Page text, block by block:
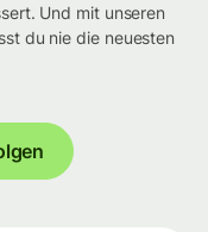
Und mit unseren
du nie die neuesten